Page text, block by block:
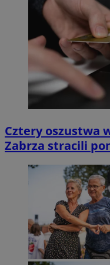
Cztery oszustwa
Zabrza stracili